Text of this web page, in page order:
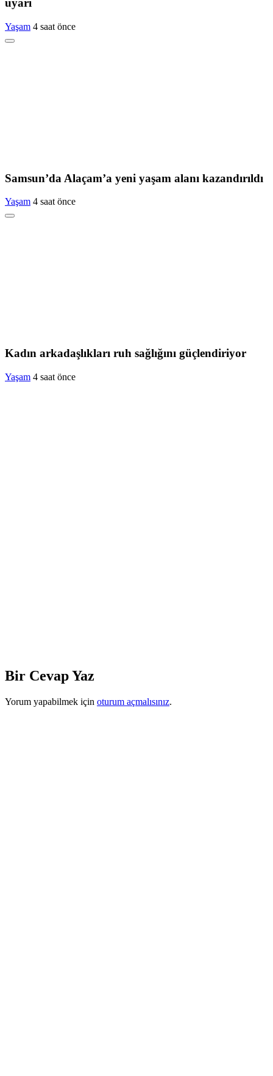
uyarı
Yaşam 4 saat önce
Samsun’da Alaçam’a yeni yaşam alanı kazandırıldı
Yaşam 4 saat önce
Kadın arkadaşlıkları ruh sağlığını güçlendiriyor
Yaşam 4 saat önce
Bir Cevap Yaz
Yorum yapabilmek için oturum açmalısınız.